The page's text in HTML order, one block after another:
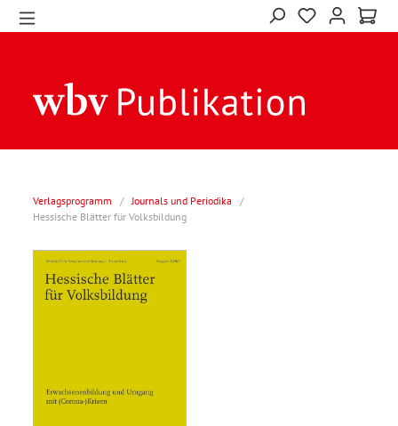
Verlagsprogramm / Journals und Periodika
/
Hessische Blätter für Volksbildung